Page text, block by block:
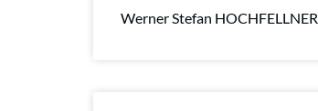
Werner Stefan HOCHFELLNER